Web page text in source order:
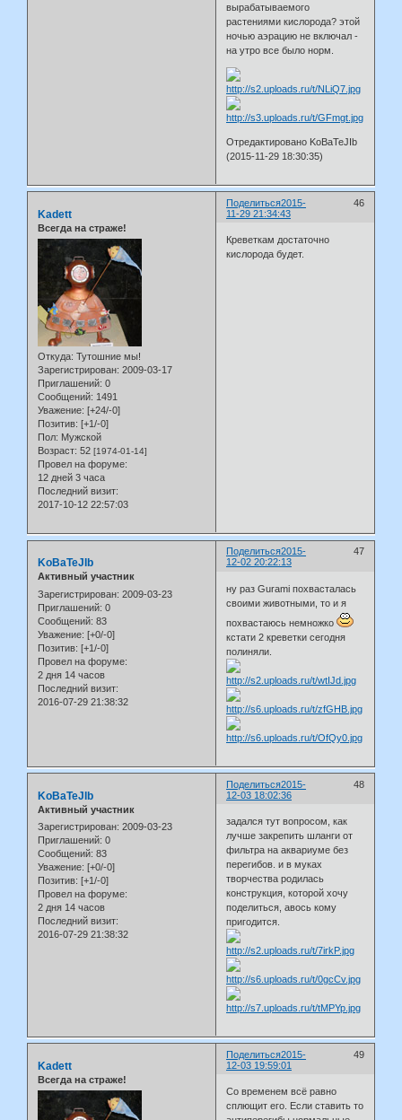
вырабатываемого
растениями кислорода? этой
ночью аэрацию не включал -
на утро все было норм.
Отредактировано KoBaTeJIb
(2015-11-29 18:30:35)
Поделиться 46
2015-
11-29 21:34:43
Kadett
Всегда на страже!
Откуда: Тутошние мы!
Зарегистрирован: 2009-03-17
Приглашений: 0
Сообщений: 1491
Уважение: [+24/-0]
Позитив: [+1/-0]
Пол: Мужской
Возраст: 52 [1974-01-14]
Провел на форуме:
12 дней 3 часа
Последний визит:
2017-10-12 22:57:03
Креветкам достаточно
кислорода будет.
Поделиться 47
2015-
12-02 20:22:13
KoBaTeJIb
Активный участник
Зарегистрирован: 2009-03-23
Приглашений: 0
Сообщений: 83
Уважение: [+0/-0]
Позитив: [+1/-0]
Провел на форуме:
2 дня 14 часов
Последний визит:
2016-07-29 21:38:32
ну раз Gurami похвасталась
своими животными, то и я
похвастаюсь немножко
кстати 2 креветки сегодня
полиняли.
Поделиться 48
2015-
12-03 18:02:36
KoBaTeJIb
Активный участник
Зарегистрирован: 2009-03-23
Приглашений: 0
Сообщений: 83
Уважение: [+0/-0]
Позитив: [+1/-0]
Провел на форуме:
2 дня 14 часов
Последний визит:
2016-07-29 21:38:32
задался тут вопросом, как
лучше закрепить шланги от
фильтра на аквариуме без
перегибов. и в муках
творчества родилась
конструкция, которой хочу
поделиться, авось кому
пригодится.
Поделиться 49
2015-
12-03 19:59:01
Kadett
Всегда на страже!
Со временем всё равно
сплющит его. Если ставить то